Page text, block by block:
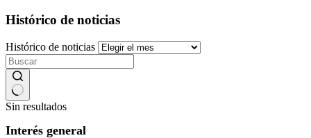
Histórico de noticias
Histórico de noticias
Sin resultados
Interés general